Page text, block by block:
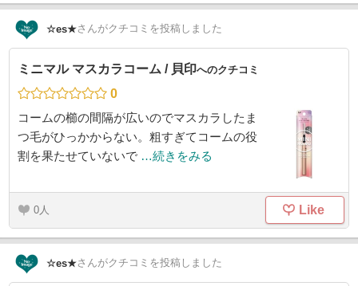
☆es★さんがクチコミを投稿しました
ミニマル マスカラコーム / 貝印へのクチコミ
0
コームの櫛の間隔が広いのでマスカラしたま
つ毛がひっかからない。粗すぎてコームの役
割を果たせていないで …続きをみる
0 Like
☆es★さんがクチコミを投稿しました